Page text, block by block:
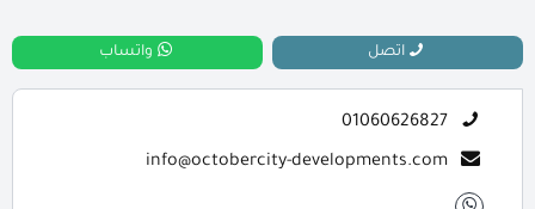
اتصل واتساب
01060626827
info@octobercity-developments.com